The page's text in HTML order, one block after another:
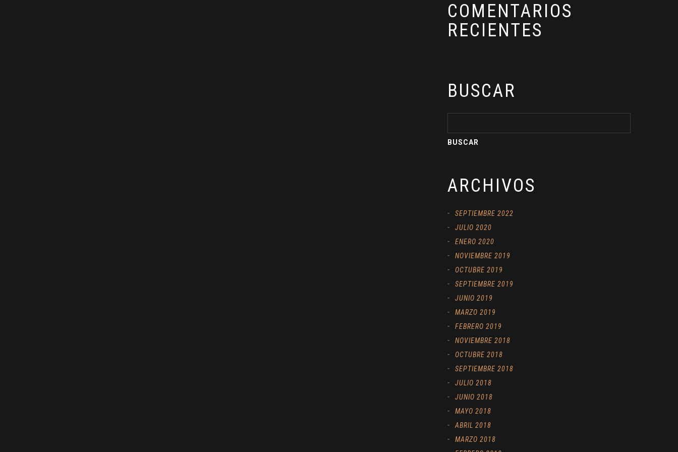
COMENTARIOS
RECIENTES
BUSCAR
ARCHIVOS
SEPTIEMBRE 2022
JULIO 2020
ENERO 2020
NOVIEMBRE 2019
OCTUBRE 2019
SEPTIEMBRE 2019
JUNIO 2019
MARZO 2019
FEBRERO 2019
NOVIEMBRE 2018
OCTUBRE 2018
SEPTIEMBRE 2018
JULIO 2018
JUNIO 2018
MAYO 2018
ABRIL 2018
MARZO 2018